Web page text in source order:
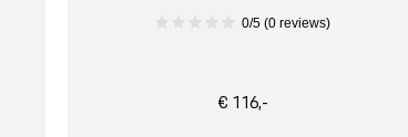
0/5 (0 reviews)
€ 116,-